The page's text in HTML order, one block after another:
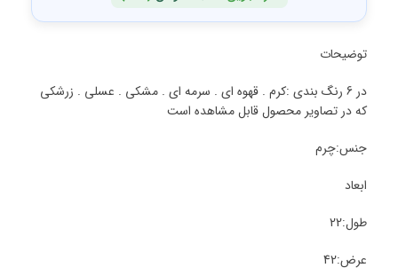
توضیحات
در 6 رنگ بندی :کرم . قهوه ای . سرمه ای . مشکی . عسلی . زرشکی
که در تصاویر محصول قابل مشاهده است
جنس:چرم
ابعاد
طول:22
عرض:42